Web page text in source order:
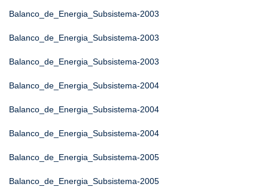
Balanco_de_Energia_Subsistema-2003
Balanco_de_Energia_Subsistema-2003
Balanco_de_Energia_Subsistema-2003
Balanco_de_Energia_Subsistema-2004
Balanco_de_Energia_Subsistema-2004
Balanco_de_Energia_Subsistema-2004
Balanco_de_Energia_Subsistema-2005
Balanco_de_Energia_Subsistema-2005